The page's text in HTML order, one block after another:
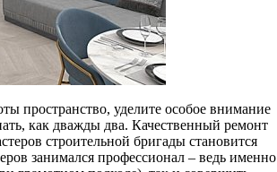
пространство, уделите особое внимание
как дважды два. Качественный ремонт
строительной бригады становится
занимался профессионал – ведь именно